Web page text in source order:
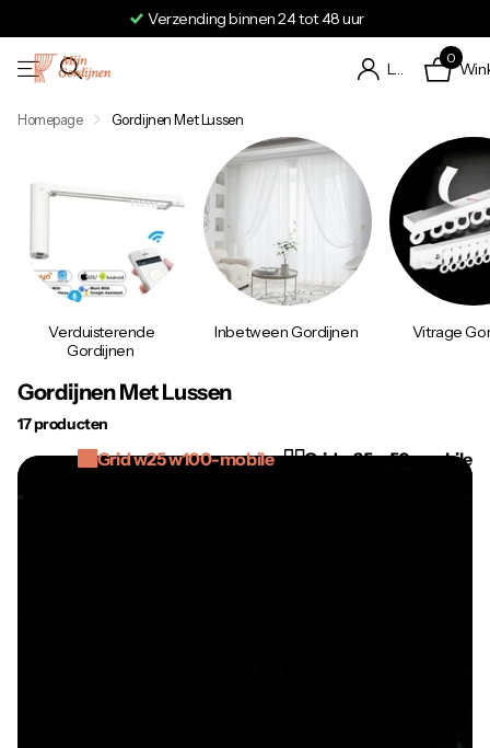
Verzending binnen 24 tot 48 uur
0
Homepage Gordijnen Met Lussen
Verduisterende
Gordijnen
Inbetween Gordijnen Vitrage
Gordijnen Met Lussen
17 producten
Grid w25 w100-mobile Grid w25 w50-mobile